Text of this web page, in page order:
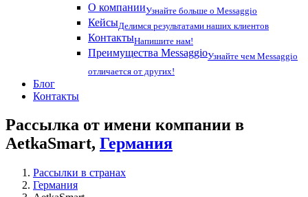
О компанииУзнайте больше о Messaggio
КейсыДелимся результатами наших клиентов
КонтактыНапишите нам!
Преимущества MessaggioУзнайте чем Messaggio
отличается от других!
Блог
Контакты
Рассылка от имени компании в
AetkaSmart, Германия
Рассылки в странах
Германия